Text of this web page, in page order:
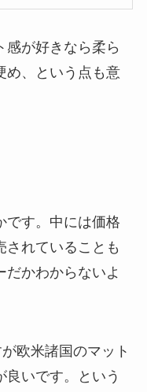
感が好きなら柔ら
め、という点も意
です。中には価格
されていることも
だかわからないよ
欧米諸国のマット
良いです。という